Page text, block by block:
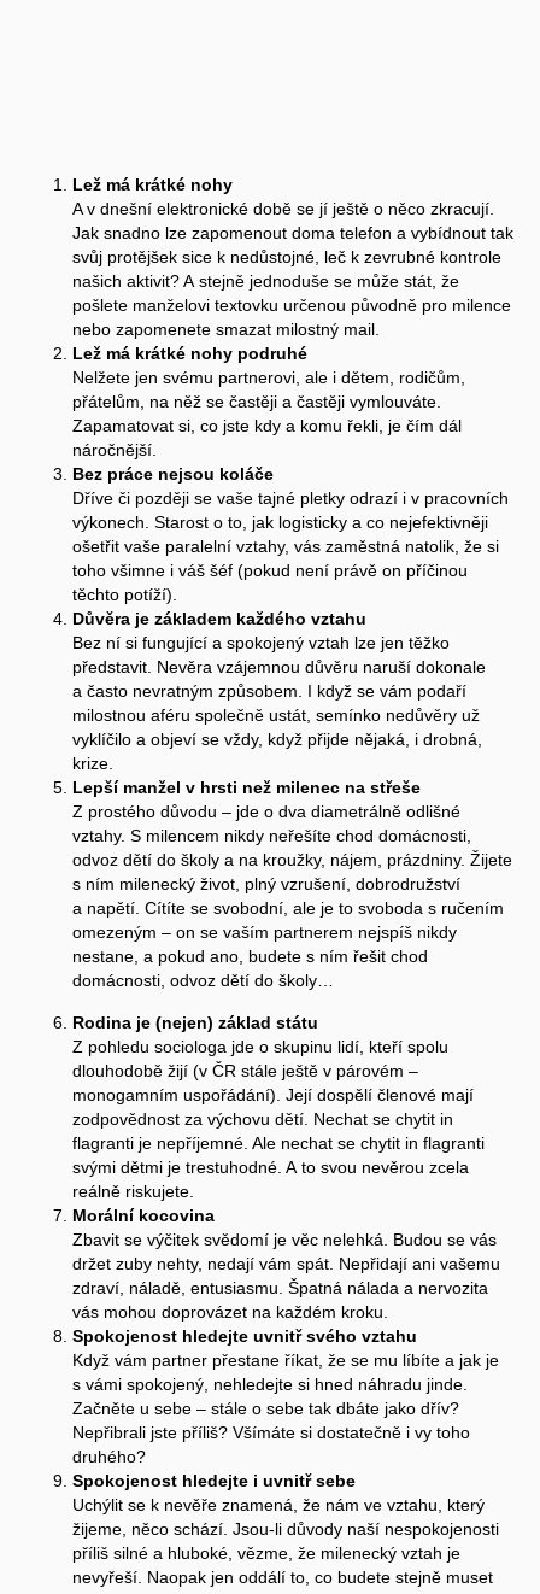
Lež má krátké nohy
A v dnešní elektronické době se jí ještě o něco zkracují.
Jak snadno lze zapomenout doma telefon a vybídnout tak
svůj protějšek sice k nedůstojné, leč k zevrubné kontrole
našich aktivit? A stejně jednoduše se může stát, že
pošlete manželovi textovku určenou původně pro milence
nebo zapomenete smazat milostný mail.
Lež má krátké nohy podruhé
Nelžete jen svému partnerovi, ale i dětem, rodičům,
přátelům, na něž se častěji a častěji vymlouváte.
Zapamatovat si, co jste kdy a komu řekli, je čím dál
náročnější.
Bez práce nejsou koláče
Dříve či později se vaše tajné pletky odrazí i v pracovních
výkonech. Starost o to, jak logisticky a co nejefektivněji
ošetřit vaše paralelní vztahy, vás zaměstná natolik, že si
toho všimne i váš šéf (pokud není právě on příčinou
těchto potíží).
Důvěra je základem každého vztahu
Bez ní si fungující a spokojený vztah lze jen těžko
představit. Nevěra vzájemnou důvěru naruší dokonale
a často nevratným způsobem. I když se vám podaří
milostnou aféru společně ustát, semínko nedůvěry už
vyklíčilo a objeví se vždy, když přijde nějaká, i drobná,
krize.
Lepší manžel v hrsti než milenec na střeše
Z prostého důvodu – jde o dva diametrálně odlišné
vztahy. S milencem nikdy neřešíte chod domácnosti,
odvoz dětí do školy a na kroužky, nájem, prázdniny. Žijete
s ním milenecký život, plný vzrušení, dobrodružství
a napětí. Cítíte se svobodní, ale je to svoboda s ručením
omezeným – on se vaším partnerem nejspíš nikdy
nestane, a pokud ano, budete s ním řešit chod
domácnosti, odvoz dětí do školy…
Rodina je (nejen) základ státu
Z pohledu sociologa jde o skupinu lidí, kteří spolu
dlouhodobě žijí (v ČR stále ještě v párovém –
monogamním uspořádání). Její dospělí členové mají
zodpovědnost za výchovu dětí. Nechat se chytit in
flagranti je nepříjemné. Ale nechat se chytit in flagranti
svými dětmi je trestuhodné. A to svou nevěrou zcela
reálně riskujete.
Morální kocovina
Zbavit se výčitek svědomí je věc nelehká. Budou se vás
držet zuby nehty, nedají vám spát. Nepřidají ani vašemu
zdraví, náladě, entusiasmu. Špatná nálada a nervozita
vás mohou doprovázet na každém kroku.
Spokojenost hledejte uvnitř svého vztahu
Když vám partner přestane říkat, že se mu líbíte a jak je
s vámi spokojený, nehledejte si hned náhradu jinde.
Začněte u sebe – stále o sebe tak dbáte jako dřív?
Nepřibrali jste příliš? Všímáte si dostatečně i vy toho
druhého?
Spokojenost hledejte i uvnitř sebe
Uchýlit se k nevěře znamená, že nám ve vztahu, který
žijeme, něco schází. Jsou-li důvody naší nespokojenosti
příliš silné a hluboké, vězme, že milenecký vztah je
nevyřeší. Naopak jen oddálí to, co budete stejně muset